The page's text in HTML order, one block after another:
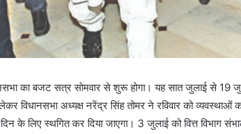
का बजट सत्र सोमवार से शुरू होगा। यह सात जुलाई से
विधानसभा अध्यक्ष नरेंद्र सिंह तोमर ने रविवार को व्यवस्थाओं
के लिए स्थगित कर दिया जाएगा। 3 जुलाई को वित्त विभाग